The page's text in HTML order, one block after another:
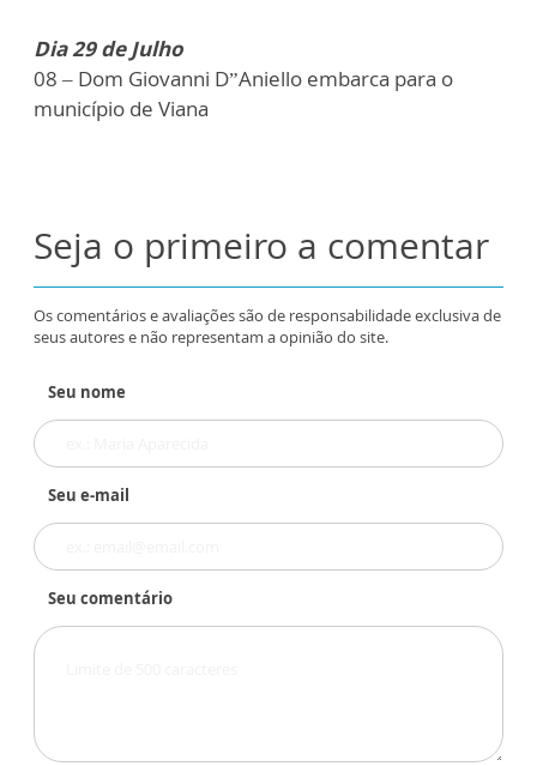
Dia 29 de Julho
08 – Dom Giovanni D”Aniello embarca para o
município de Viana
Seja o primeiro a comentar
Os comentários e avaliações são de responsabilidade exclusiva de
seus autores e não representam a opinião do site.
Seu nome
Seu e-mail
Seu comentário